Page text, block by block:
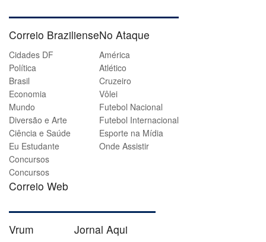
Correio Braziliense
Cidades DF
Política
Brasil
Economia
Mundo
Diversão e Arte
Ciência e Saúde
Eu Estudante
Concursos
Concursos
Correio Web
No Ataque
América
Atlético
Cruzeiro
Vôlei
Futebol Nacional
Futebol Internacional
Esporte na Mídia
Onde Assistir
Vrum Jornal Aqui